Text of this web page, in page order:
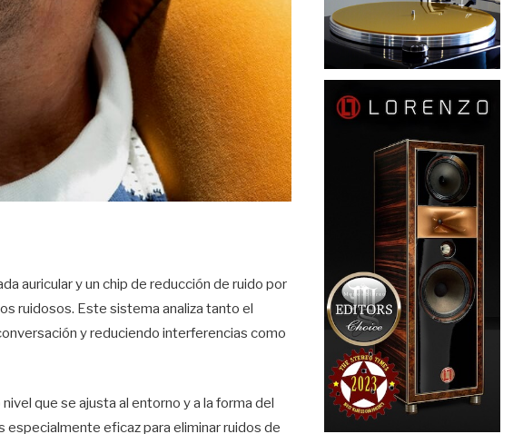
auricular y un chip de reducción de ruido por
ruidosos. Este sistema analiza tanto el
y reduciendo interferencias como
que se ajusta al entorno y a la forma del
eficaz para eliminar ruidos de